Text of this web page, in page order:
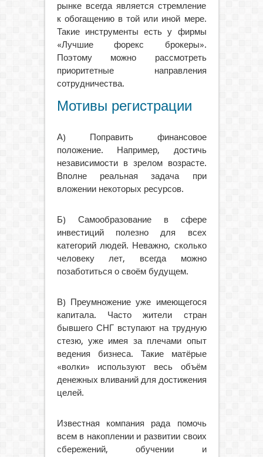
рынке всегда является стремление
к обогащению в той или иной мере.
Такие инструменты есть у фирмы
«Лучшие форекс брокеры».
Поэтому можно рассмотреть
приоритетные направления
сотрудничества.
Мотивы регистрации
А) Поправить финансовое
положение. Например, достичь
независимости в зрелом возрасте.
Вполне реальная задача при
вложении некоторых ресурсов.
Б) Самообразование в сфере
инвестиций полезно для всех
категорий людей. Неважно, сколько
человеку лет, всегда можно
позаботиться о своём будущем.
В) Преумножение уже имеющегося
капитала. Часто жители стран
бывшего СНГ вступают на трудную
стезю, уже имея за плечами опыт
ведения бизнеса. Такие матёрые
«волки» используют весь объём
денежных вливаний для достижения
целей.
Известная компания рада помочь
всем в накоплении и развитии своих
сбережений, обучении и